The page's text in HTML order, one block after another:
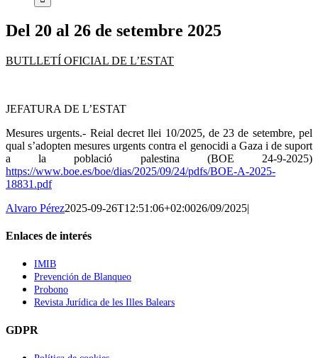
Del 20 al 26 de setembre 2025
BUTLLETÍ OFICIAL DE L’ESTAT
JEFATURA DE L’ESTAT
Mesures urgents.- Reial decret llei 10/2025, de 23 de setembre, pel
qual s’adopten mesures urgents contra el genocidi a Gaza i de suport
a la població palestina (BOE 24-9-2025)
https://www.boe.es/boe/dias/2025/09/24/pdfs/BOE-A-2025-
18831.pdf
Alvaro Pérez2025-09-26T12:51:06+02:0026/09/2025|
Enlaces de interés
IMIB
Prevención de Blanqueo
Probono
Revista Jurídica de les Illes Balears
GDPR